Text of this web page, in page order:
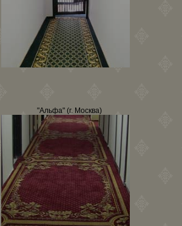
"Альфа" (г. Москва)